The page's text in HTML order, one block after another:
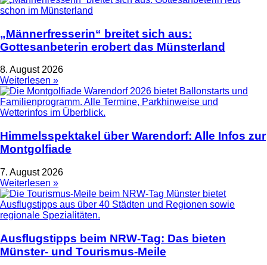
„Männerfresserin“ breitet sich aus:
Gottesanbeterin erobert das Münsterland
8. August 2026
Weiterlesen »
Himmelsspektakel über Warendorf: Alle Infos zur
Montgolfiade
7. August 2026
Weiterlesen »
Ausflugstipps beim NRW-Tag: Das bieten
Münster- und Tourismus-Meile